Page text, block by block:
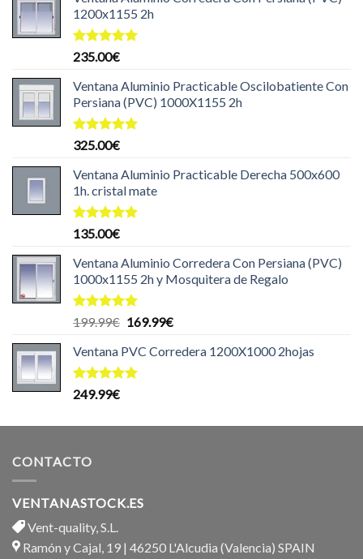
1200x1155 2h
Valorado
de 5
235.00€
Ventana Aluminio Practicable Oscilobatiente Con
Persiana (PVC) 1000X1155 2h
Valorado
de 5
325.00€
Ventana Aluminio Practicable Derecha 500x600
1h. cristal mate
Valorado
de 5
135.00€
Ventana Aluminio Corredera Con Persiana (PVC)
1000x1155 2h y Mosquitera de Regalo
Valorado
de 5
199.99€ El
original
era:
169.99€El
actual
Ventana PVC Corredera 1200X1000 2hojas
Valorado
249.99€
CONTACTO
VENTANASTOCK.ES
Vent-quality, S.L.
Ramón y Cajal, 19 | 46250 L'Alcudia (Valencia) SPAIN